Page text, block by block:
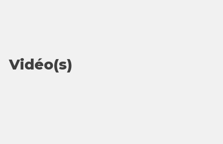
Vidéo(s)